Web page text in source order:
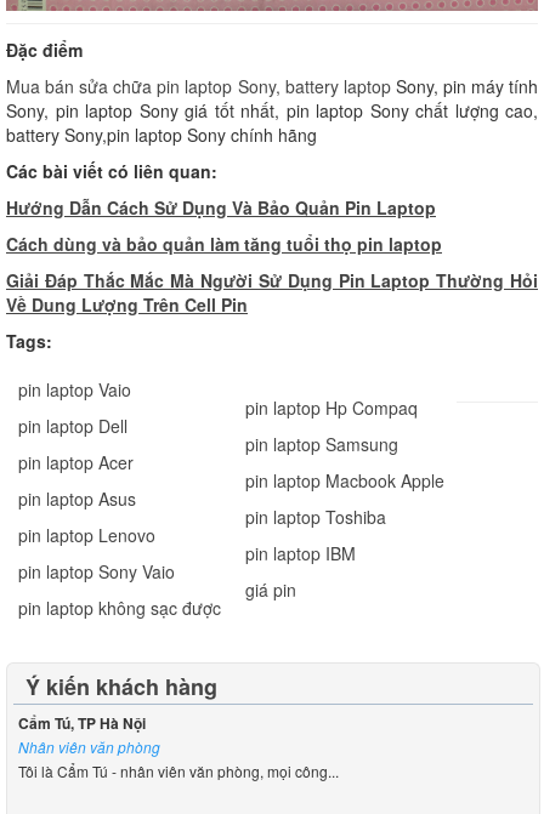
Đặc điểm
Mua bán sửa chữa pin laptop Sony, battery laptop Sony, pin máy tính
Sony, pin laptop Sony giá tốt nhất, pin laptop Sony chất lượng cao,
battery Sony,pin laptop Sony chính hãng
Các bài viết có liên quan:
Hướng Dẫn Cách Sử Dụng Và Bảo Quản Pin Laptop
Cách dùng và bảo quản làm tăng tuổi thọ pin laptop
Giải Đáp Thắc Mắc Mà Người Sử Dụng Pin Laptop Thường Hỏi
Về Dung Lượng Trên Cell Pin
Tags:
pin laptop Vaio
pin laptop Dell
pin laptop Acer
pin laptop Asus
pin laptop Lenovo
pin laptop Sony Vaio
pin laptop không sạc được
pin laptop Hp Compaq
pin laptop Samsung
pin laptop Macbook Apple
pin laptop Toshiba
pin laptop IBM
giá pin
Ý kiến khách hàng
Cẩm Tú, TP Hà Nội
Nhân viên văn phòng
Tôi là Cẩm Tú - nhân viên văn phòng, mọi công...